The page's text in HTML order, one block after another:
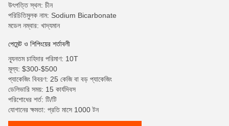
উৎপত্তি স্থল: চীন
পরিচিতিমুলক নাম: Sodium Bicarbonate
মডেল নম্বার: খাদ্যমান
পেমেন্ট ও শিপিংয়ের শর্তাবলী
ন্যূনতম চাহিদার পরিমাণ: 10T
মূল্য: $300-$500
প্যাকেজিং বিবরণ: 25 কেজি বা বড় প্যাকেজিং
ডেলিভারি সময়: 15 কার্যদিবস
পরিশোধের শর্ত: টি/টি
যোগানের ক্ষমতা: প্রতি মাসে 1000 টন